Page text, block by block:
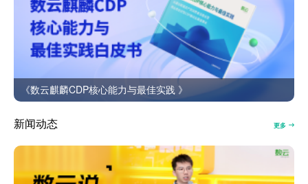
《数云麒麟CDP核心能力与最佳实践 》
新闻动态 更多